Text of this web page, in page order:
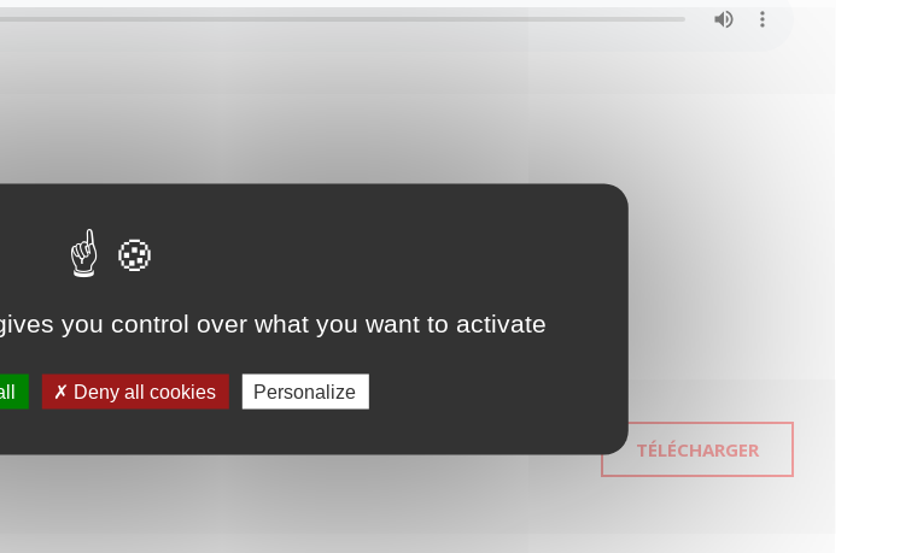
TÉLÉCHARGER
you control over what you want to activate
Deny all cookies Personalize